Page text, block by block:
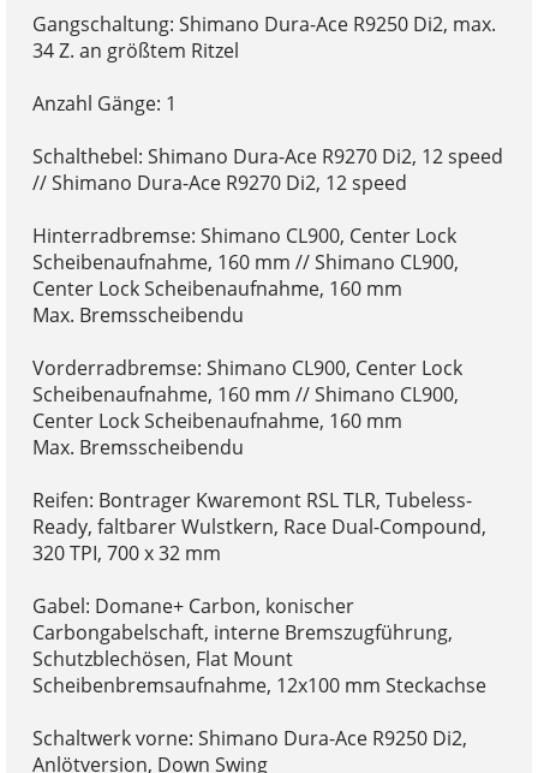
Gangschaltung: Shimano Dura-Ace R9250 Di2, max.
34 Z. an größtem Ritzel
Anzahl Gänge: 1
Schalthebel: Shimano Dura-Ace R9270 Di2, 12 speed
// Shimano Dura-Ace R9270 Di2, 12 speed
Hinterradbremse: Shimano CL900, Center Lock
Scheibenaufnahme, 160 mm // Shimano CL900,
Center Lock Scheibenaufnahme, 160 mm
Max. Bremsscheibendu
Vorderradbremse: Shimano CL900, Center Lock
Scheibenaufnahme, 160 mm // Shimano CL900,
Center Lock Scheibenaufnahme, 160 mm
Max. Bremsscheibendu
Reifen: Bontrager Kwaremont RSL TLR, Tubeless-
Ready, faltbarer Wulstkern, Race Dual-Compound,
320 TPI, 700 x 32 mm
Gabel: Domane+ Carbon, konischer
Carbongabelschaft, interne Bremszugführung,
Schutzblechösen, Flat Mount
Scheibenbremsaufnahme, 12x100 mm Steckachse
Schaltwerk vorne: Shimano Dura-Ace R9250 Di2,
Anlötversion, Down Swing